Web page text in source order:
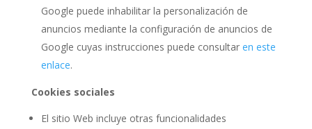
Google puede inhabilitar la personalización de
anuncios mediante la configuración de anuncios de
Google cuyas instrucciones puede consultar en este
enlace.
Cookies sociales
El sitio Web incluye otras funcionalidades